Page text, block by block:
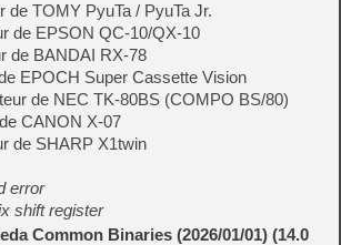
de TOMY PyuTa / PyuTa Jr.
de EPSON QC-10/QX-10
de BANDAI RX-78
EPOCH Super Cassette Vision
de NEC TK-80BS (COMPO BS/80)
CANON X-07
de SHARP X1twin
error
shift register
Common Binaries (2026/01/01) (14.0